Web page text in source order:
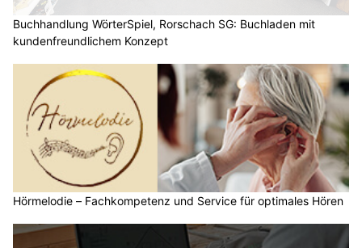
Buchhandlung WörterSpiel, Rorschach SG: Buchladen mit
kundenfreundlichem Konzept
Hörmelodie – Fachkompetenz und Service für optimales Hören